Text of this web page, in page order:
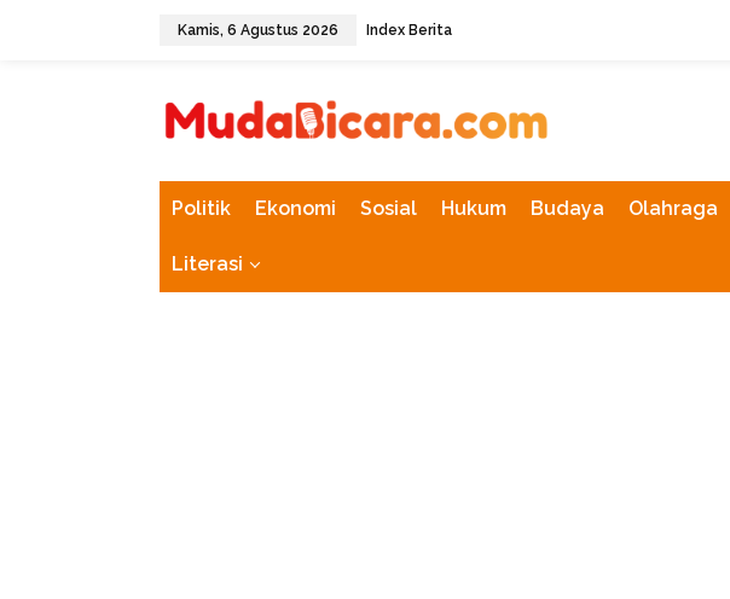
Kamis, 6 Agustus 2026 Index Berita
Politik Ekonomi Sosial Hukum Budaya Olahraga
Literasi